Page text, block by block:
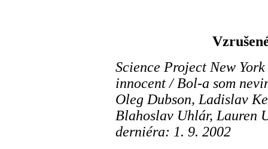
Science Project New
innocent / Bol-a som
Oleg Dubson, Ladislav
Blahoslav Uhlár, Lauren
derniéra: 1. 9. 2002